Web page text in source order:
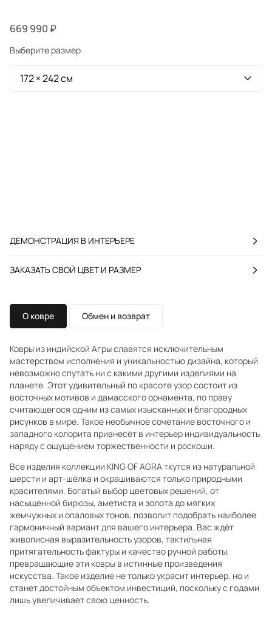
669 990 ₽
Выберите размер
ДЕМОНСТРАЦИЯ В ИНТЕРЬЕРЕ
ЗАКАЗАТЬ СВОЙ ЦВЕТ И РАЗМЕР
О ковре Обмен и возврат
Ковры из индийской Агры славятся исключительным
мастерством исполнения и уникальностью дизайна, который
невозможно спутать ни с какими другими изделиями на
планете. Этот удивительный по красоте узор состоит из
восточных мотивов и дамасского орнамента, по праву
считающегося одним из самых изысканных и благородных
рисунков в мире. Такое необычное сочетание восточного и
западного колорита привнесёт в интерьер индивидуальность
наряду с ощущением торжественности и роскоши.
Все изделия коллекции KING OF AGRA ткутся из натуральной
шерсти и арт-шёлка и окрашиваются только природными
красителями. Богатый выбор цветовых решений, от
насыщенной бирюзы, аметиста и золота до мягких
жемчужных и опаловых тонов, позволит подобрать наиболее
гармоничный вариант для вашего интерьера. Вас ждёт
живописная выразительность узоров, тактильная
притягательность фактуры и качество ручной работы,
превращающие эти ковры в истинные произведения
искусства. Такое изделие не только украсит интерьер, но и
станет достойным объектом инвестиций, поскольку с годами
лишь увеличивает свою ценность.